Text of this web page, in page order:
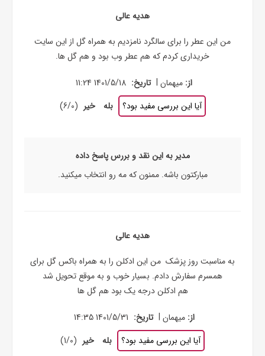
هدیه عالی
من این عطر را برای سالگرد نامزدیم به همراه گل از این سایت
خریداری کردم که هم عطر وب بود و هم گل ها.
از: میهمان | تاریخ: 1401/5/18 11:24
آیا این بررسی مفید بود؟
بله خیر (
6/0
)
مدیر به این نقد و بررس پاسخ داده
مبارکتون باشه. ممنون که مه رو انتخاب میکنید.
هدیه عالی
به مناسبت روز پزشک من این ادکلن را به همراه باکس گل برای
همسرم سفارش دادم. بسیار خوب و به موقع تحویل شد
هم ادکلن درجه یک بود هم گل ها
از: میهمان | تاریخ: 1401/5/31 14:35
آیا این بررسی مفید بود؟
بله خیر (
1/0
)